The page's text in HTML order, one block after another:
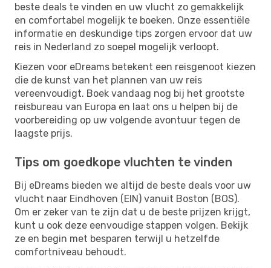
beste deals te vinden en uw vlucht zo gemakkelijk
en comfortabel mogelijk te boeken. Onze essentiële
informatie en deskundige tips zorgen ervoor dat uw
reis in Nederland zo soepel mogelijk verloopt.
Kiezen voor eDreams betekent een reisgenoot kiezen
die de kunst van het plannen van uw reis
vereenvoudigt. Boek vandaag nog bij het grootste
reisbureau van Europa en laat ons u helpen bij de
voorbereiding op uw volgende avontuur tegen de
laagste prijs.
Tips om goedkope vluchten te vinden
Bij eDreams bieden we altijd de beste deals voor uw
vlucht naar Eindhoven (EIN) vanuit Boston (BOS).
Om er zeker van te zijn dat u de beste prijzen krijgt,
kunt u ook deze eenvoudige stappen volgen. Bekijk
ze en begin met besparen terwijl u hetzelfde
comfortniveau behoudt.